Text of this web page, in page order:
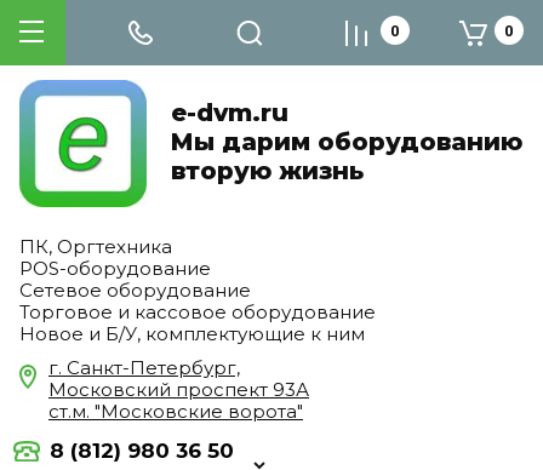
e-dvm.ru
Мы дарим оборудованию
вторую жизнь
ПК, Оргтехника
POS-оборудование
Сетевое оборудование
Торговое и кассовое оборудование
Новое и Б/У, комплектующие к ним
г. Санкт-Петербург,
Московский проспект 93А
ст.м. "Московские ворота"
8 (812) 980 36 50
0 0